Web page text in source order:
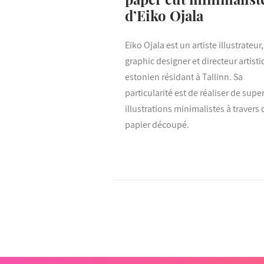
d’Eiko Ojala
Eiko Ojala est un artiste illustrateur,
graphic designer et directeur
estonien résidant à Tallinn. Sa
particularité est de réaliser de
illustrations minimalistes à travers
papier découpé.